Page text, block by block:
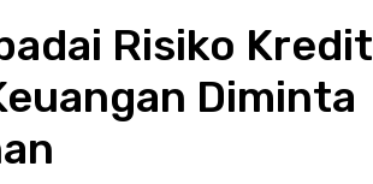
Risiko Kredit
Diminta